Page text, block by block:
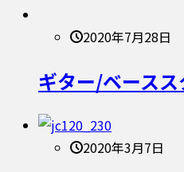
2020年7月28日
ギター/ベース
2020年3月7日